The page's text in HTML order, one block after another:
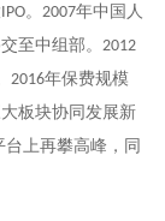
IPO。 2007年中国人
至中组部。 2012
2016年保费规模
板块协同发展新
上再攀高峰，同